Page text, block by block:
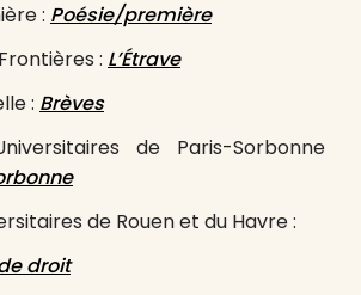
: Poésie/première
: L’Étrave
: Brèves
de Paris-Sorbonne
de Rouen et du Havre :
droit